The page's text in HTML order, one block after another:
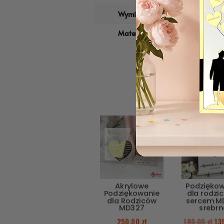
Wymiary
17 × 12 × 0,5 cm
Materiał
Papier
Akrylowe
Podziękowanie
dla Rodziców
MD327
dla
sercem